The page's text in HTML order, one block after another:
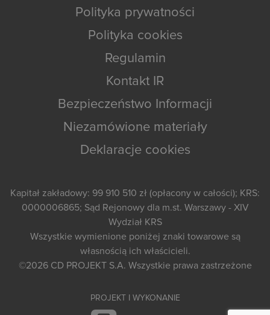
Polityka prywatności
Polityka cookies
Regulamin
Kontakt IR
Bezpieczeństwo Informacji
Niezamówione materiały
Deklaracje cookies
Kapitał zakładowy: 99 910 510 zł (opłacony w całości); KRS:
0000006865; Sąd Rejonowy dla m.st. Warszawy - XIV
Wydział KRS
Wszystkie wymienione poniżej znaki towarowe są
własnością ich właścicieli.
©2026 CD PROJEKT S.A. Wszystkie prawa zastrzeżone
PROJEKT I WYKONANIE